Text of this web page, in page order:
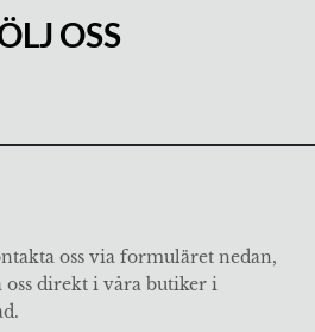
OSS
oss via formuläret nedan,
direkt i våra butiker i